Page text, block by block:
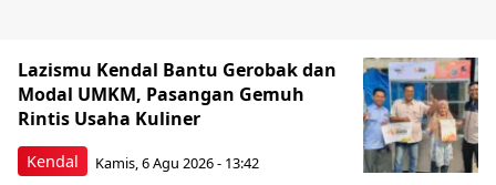
Kendal
Lazismu Kendal Bantu Gerobak dan
Modal UMKM, Pasangan Gemuh
Rintis Usaha Kuliner
Kamis, 6 Agu 2026 - 13:42